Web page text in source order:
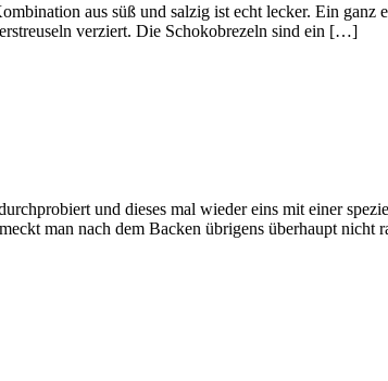
aus süß und salzig ist echt lecker. Ein ganz
verziert. Die Schokobrezeln sind ein […]
und dieses mal wieder eins mit einer
man nach dem Backen übrigens überhaupt